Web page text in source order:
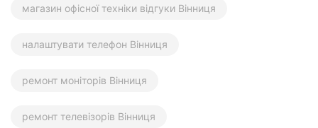
Карпати
магазин офісної техніки відгуки Вінниця
налаштувати телефон Вінниця
ремонт моніторів Вінниця
ремонт телевізорів Вінниця